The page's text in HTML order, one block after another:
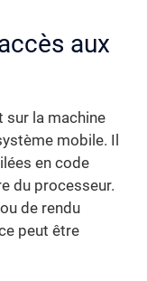
aux
sur la machine
mobile. Il
en code
du processeur.
de rendu
peut être